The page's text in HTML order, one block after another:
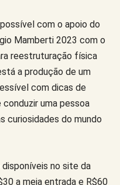
com o apoio do
Mamberti 2023 com o
reestruturação física
a produção de um
com dicas de
uma pessoa
curiosidades do mundo
no site da
a meia entrada e R$60